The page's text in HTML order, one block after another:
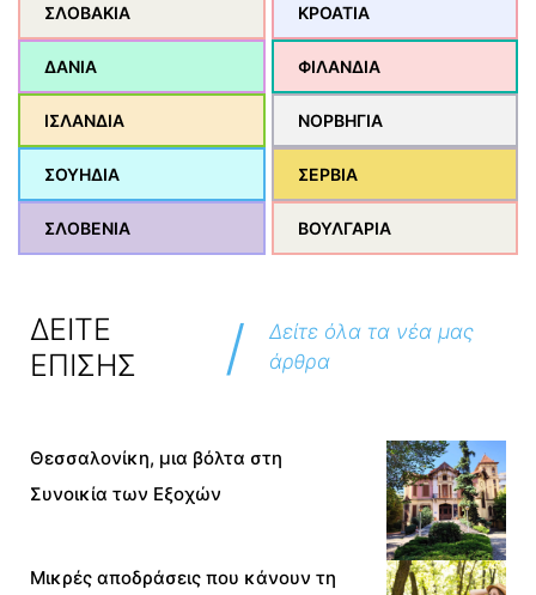
ΣΛΟΒΑΚΙΑ ΚΡΟΑΤΙΑ
ΔΑΝΙΑ ΦΙΛΑΝΔΙΑ
ΙΣΛΑΝΔΙΑ ΝΟΡΒΗΓΙΑ
ΣΟΥΗΔΙΑ ΣΕΡΒΙΑ
ΣΛΟΒΕΝΙΑ ΒΟΥΛΓΑΡΙΑ
ΔΕΙΤΕ
ΕΠΙΣΗΣ
/
Δείτε όλα τα νέα μας
άρθρα
Θεσσαλονίκη, μια βόλτα στη
Συνοικία των Εξοχών
Μικρές αποδράσεις που κάνουν τη